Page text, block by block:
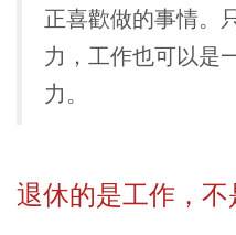
正喜歡做的事情。
力，工作也可以是
力。
退休的是工作，不